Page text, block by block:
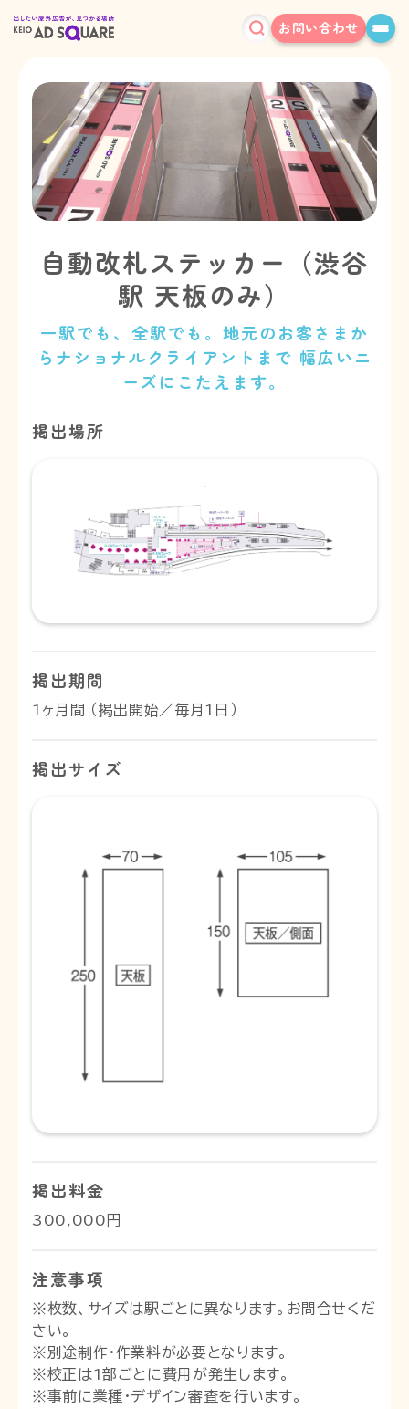
お問い合わせ
自動改札ステッカー（渋谷
駅 天板のみ）
一駅でも、全駅でも。地元のお客さまか
らナショナルクライアントまで 幅広いニ
ーズにこたえます。
掲出場所
掲出期間
1ヶ月間 （掲出開始／毎月1日）
掲出サイズ
掲出料金
300,000円
注意事項
※枚数、サイズは駅ごとに異なります。お問合せくだ
さい。
※別途制作・作業料が必要となります。
※校正は1部ごとに費用が発生します。
※事前に業種・デザイン審査を行います。